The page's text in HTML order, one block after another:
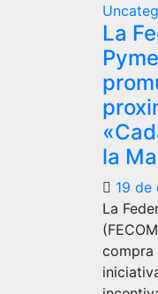
La
la
19
La
compra